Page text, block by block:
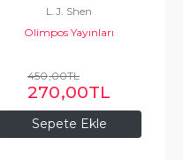
Sepete Ekle
L.J. Shen
Olimpos Yayınları
450,00TL
270,00TL